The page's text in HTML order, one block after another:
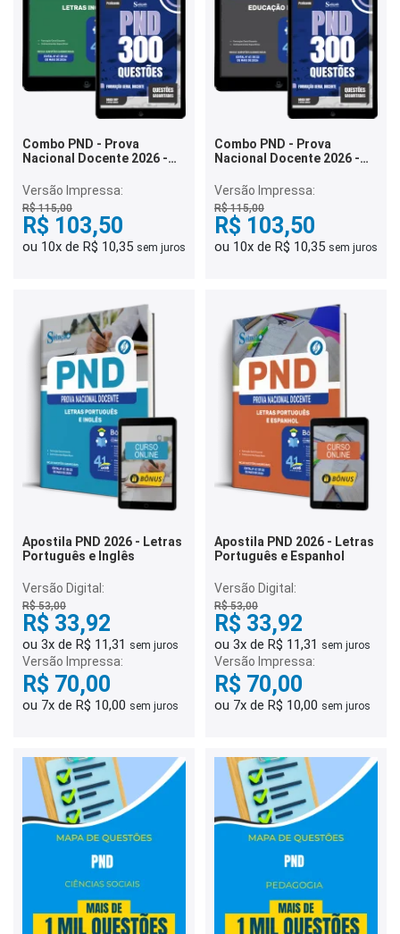
Combo PND - Prova
Nacional Docente 2026 -
Versão Impressa:
R$ 115,00
R$ 103,50
ou 10x de R$ 10,35 sem juros
Combo PND - Prova
Nacional Docente 2026 -
Versão Impressa:
R$ 115,00
R$ 103,50
ou 10x de R$ 10,35 sem juros
Apostila PND 2026 - Letras
Português e Inglês
Versão Digital:
R$ 53,00
R$ 33,92
ou 3x de R$ 11,31 sem juros
Versão Impressa:
R$ 70,00
ou 7x de R$ 10,00 sem juros
Apostila PND 2026 - Letras
Português e Espanhol
Versão Digital:
R$ 53,00
R$ 33,92
ou 3x de R$ 11,31 sem juros
Versão Impressa:
R$ 70,00
ou 7x de R$ 10,00 sem juros